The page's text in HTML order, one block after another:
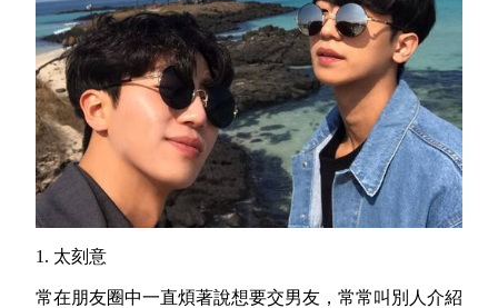
1. 太刻意
常在朋友圈中一直煩著說想要交男友，常常叫別人介紹